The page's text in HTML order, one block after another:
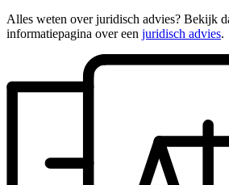
Alles weten over juridisch advies? Bekijk
informatiepagina over een juridisch advies.